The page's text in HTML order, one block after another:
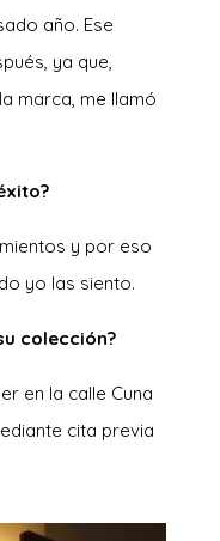
año. Ese
ya que,
marca, me llamó
y por eso
yo las siento.
colección?
en la calle Cuna
cita previa